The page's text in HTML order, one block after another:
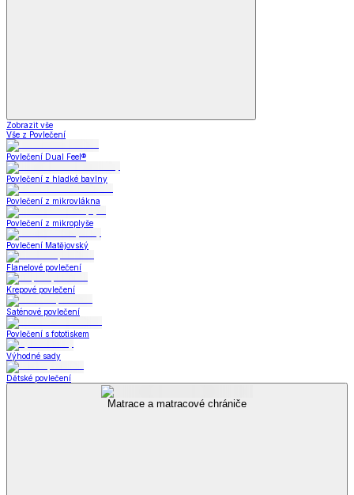
Zobrazit vše
Vše z Povlečení
Povlečení Dual Feel®
Povlečení z hladké bavlny
Povlečení z mikrovlákna
Povlečení z mikroplyše
Povlečení Matějovský
Flanelové povlečení
Krepové povlečení
Saténové povlečení
Povlečení s fototiskem
Výhodné sady
Dětské povlečení
Matrace a matracové chrániče